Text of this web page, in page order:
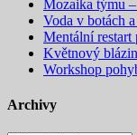
Mozaika týmu
Voda v botách
Mentální
Květnový
Workshop
Archivy